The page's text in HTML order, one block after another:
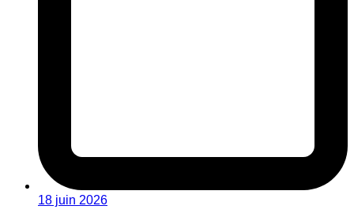
18 juin 2026